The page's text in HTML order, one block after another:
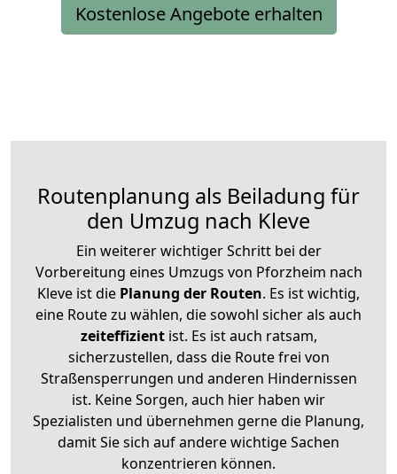
Kostenlose Angebote erhalten
Routenplanung als Beiladung für
den Umzug nach Kleve
Ein weiterer wichtiger Schritt bei der
Vorbereitung eines Umzugs von Pforzheim nach
Kleve ist die Planung der Routen. Es ist wichtig,
eine Route zu wählen, die sowohl sicher als auch
zeiteffizientist. Es ist auch ratsam,
sicherzustellen, dass die Route frei von
Straßensperrungen und anderen Hindernissen
ist. Keine Sorgen, auch hier haben wir
Spezialisten und übernehmen gerne die Planung,
damit Sie sich auf andere wichtige Sachen
konzentrieren können.